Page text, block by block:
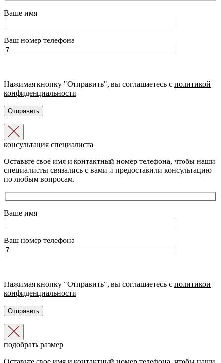
Ваше имя
Ваш номер телефона
Нажимая кнопку "Отправить", вы соглашаетесь с политикой
конфиденциальности
консультация специалиста
Оставьте свое имя и контактный номер телефона, чтобы наши
специалисты связались с вами и предоставили консультацию
по любым вопросам.
Ваше имя
Ваш номер телефона
Нажимая кнопку "Отправить", вы соглашаетесь с политикой
конфиденциальности
подобрать размер